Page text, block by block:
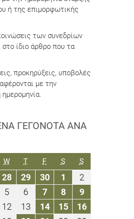
ή της επιμορφωτικής
των συνεδρίων
στο ίδιο άρθρο που τα
προκηρύξεις, υποβολές
με την
ΓΕΓΟΝΌΤΑ ΑΝΆ
WΤΕΤΆΡΤΗ
TΠΈΜΠΤΗ
FΠΑΡΑΣΚΕΥΉ
SΣΆΒΒΑΤΟ
SΚΥΡΙΑΚΉ
2828
Νοεμβρίου
2018
2929
Νοεμβρίου
2018
3030
Νοεμβρίου
2018
1
Δεκεμβρίου
2018
22
Δεκεμβρίου
2018
55
Δεκεμβρίου
2018
6
Δεκεμβρίου
2018
77
Δεκεμβρίου
2018
88
Δεκεμβρίου
2018
99
Δεκεμβρίου
2018
12
Δεκεμβρίου
13
Δεκεμβρίου
1414
Δεκεμβρίου
1515
Δεκεμβρίου
1616